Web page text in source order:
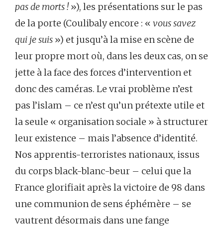
pas de morts !»), les présentations sur le pas
de la porte (Coulibaly encore : « vous savez
qui je suis ») et jusqu’à la mise en scène de
leur propre mort où, dans les deux cas, on se
jette à la face des forces d’intervention et
donc des caméras. Le vrai problème n’est
pas l’islam – ce n’est qu’un prétexte utile et
la seule « organisation sociale » à structurer
leur existence – mais l’absence d’identité.
Nos apprentis-terroristes nationaux, issus
du corps black-blanc-beur – celui que la
France glorifiait après la victoire de 98 dans
une communion de sens éphémère – se
vautrent désormais dans une fange